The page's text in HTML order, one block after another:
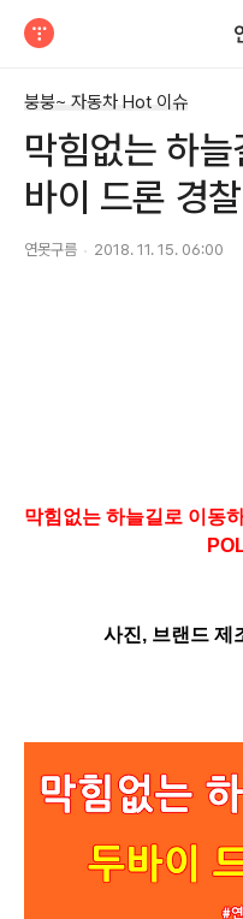
붕붕~ 자동차 Hot 이슈
막힘없는 하
바이 드론 경
연못구름 2018. 11. 15. 06:00
막힘없는 하늘길로 이동
사진, 브랜드 제